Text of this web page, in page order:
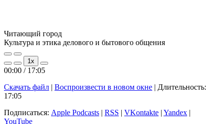
Читающий город
Культура и этика делового и бытового общения
Play
Episode
Pause
Episode
1x
00:00 / 17:05
Скачать файл | Воспроизвести в новом окне | Длительность:
17:05
Подписаться: Apple Podcasts | RSS | VKontakte | Yandex |
YouTube